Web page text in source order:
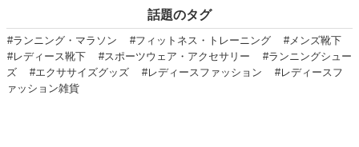
話題のタグ
#ランニング・マラソン #フィットネス・トレーニング
#メンズ靴下
#レディース靴下
#スポーツウェア・アクセサリー
#ランニングシュー
ズ
#エクササイズグッズ #レディースファッション
#レディースフ
ァッション雑貨